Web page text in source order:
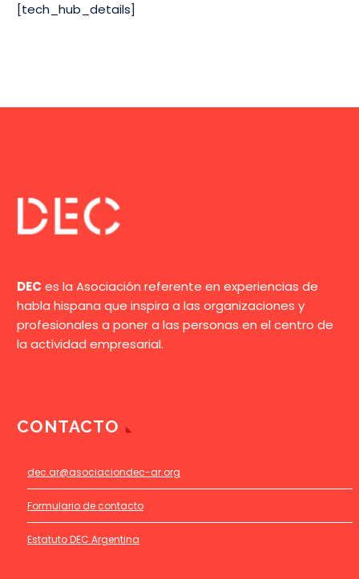
[tech_hub_details]
DEC es la Asociación referente en experiencias de
habla hispana que inspira a las organizaciones y
profesionales a poner a las personas en el centro de
la actividad empresarial.
CONTACTO
dec.ar@asociaciondec-ar.org
Formulario de contacto
Estatuto DEC Argentina